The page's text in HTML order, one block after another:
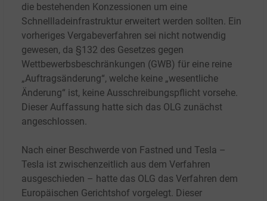
die bestehenden Konzessionen um eine
Schnellladeinfrastruktur erweitert werden sollten. Ein
vorheriges Vergabeverfahren sei nicht notwendig
gewesen, da §132 des Gesetzes gegen
Wettbewerbsbeschränkungen (GWB) für eine reine
„Auftragsänderung“, welche keine „wesentliche
Änderung“ ist, keine Ausschreibungspflicht vorsehe.
Dieser Auffassung hatte sich das OLG zunächst
angeschlossen.
Nach einer Beschwerde von Fastned und Tesla –
Tesla ist zwischenzeitlich aus dem Verfahren
ausgeschieden – hatte das OLG das Verfahren dem
Europäischen Gerichtshof vorgelegt. Dieser